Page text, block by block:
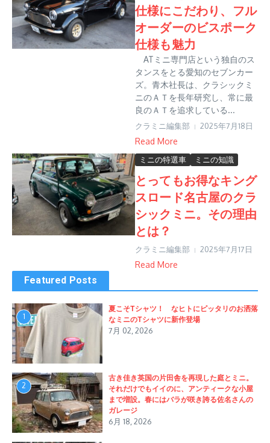
仕様にこだわり、フル
オーダーのビスポーク
仕様も魅力
ATミニ専門店という独自のス
タンスをとる愛知のセブンカー
ズ。青木社長は、クラシックミ
ニのＡＴを長年研究し、常に最
良のＡＴを追求している...
クラミニ編集部 2025年7月18日
Read More
ミニの特選車 ミニの知識
とってもお得なキング
スロード名古屋のクラ
シックミニ。その理由
とは？
クラミニ編集部 2025年7月17日
Read More
Featured Posts
1
夏こそTシャツ！ なヒトにピッタリのお洒落
なミニのTシャツに新作登場
7月 02, 2026
2
古き佳き英国の片田舎を再現した庭とミニ。
それだけでもイイのに、アンティークな小屋
まで増設。春にはバラが咲き誇る佐名さんの
ガレージ
6月 18, 2026